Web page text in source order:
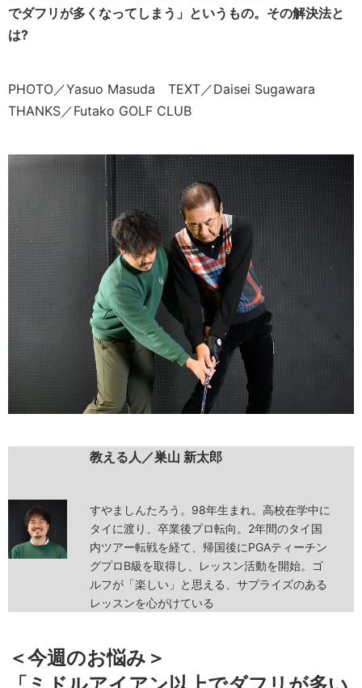
でダフリが多くなってしまう」というもの。その解決法と
は?
PHOTO／Yasuo Masuda TEXT／Daisei Sugawara
THANKS／Futako GOLF CLUB
教える人／巣山 新太郎
すやましんたろう。98年生まれ。高校在学中に
タイに渡り、卒業後プロ転向。2年間のタイ国
内ツアー転戦を経て、帰国後にPGAティーチン
グプロB級を取得し、レッスン活動を開始。ゴ
ルフが「楽しい」と思える、サプライズのある
レッスンを心がけている
＜今週のお悩み＞